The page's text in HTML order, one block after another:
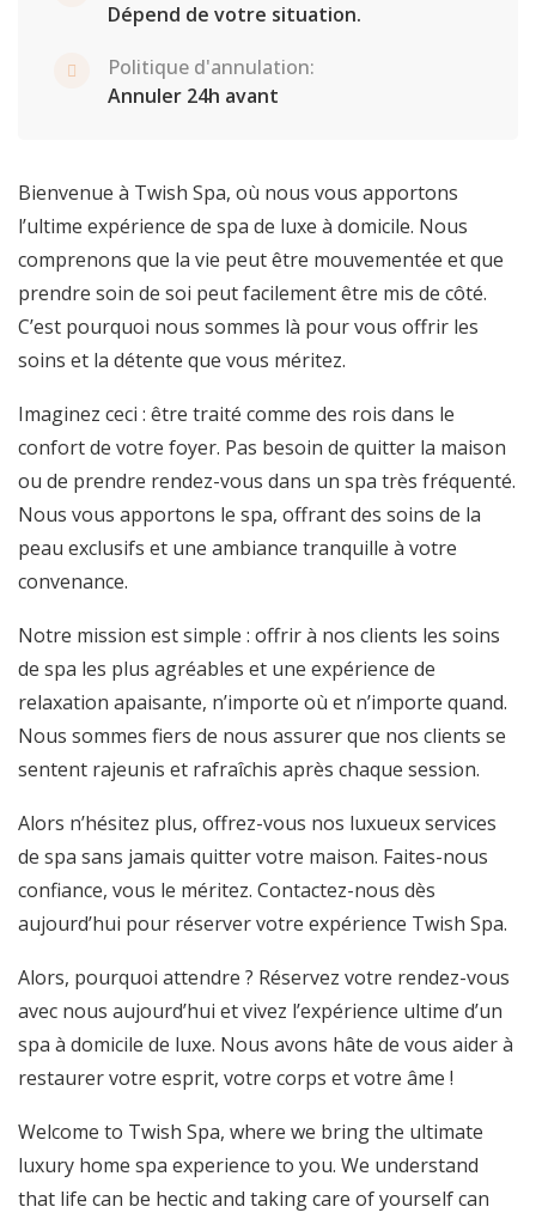
Dépend de votre situation.
Politique d'annulation:
Annuler 24h avant
Bienvenue à Twish Spa, où nous vous apportons
l’ultime expérience de spa de luxe à domicile. Nous
comprenons que la vie peut être mouvementée et que
prendre soin de soi peut facilement être mis de côté.
C’est pourquoi nous sommes là pour vous offrir les
soins et la détente que vous méritez.
Imaginez ceci : être traité comme des rois dans le
confort de votre foyer. Pas besoin de quitter la maison
ou de prendre rendez-vous dans un spa très fréquenté.
Nous vous apportons le spa, offrant des soins de la
peau exclusifs et une ambiance tranquille à votre
convenance.
Notre mission est simple : offrir à nos clients les soins
de spa les plus agréables et une expérience de
relaxation apaisante, n’importe où et n’importe quand.
Nous sommes fiers de nous assurer que nos clients se
sentent rajeunis et rafraîchis après chaque session.
Alors n’hésitez plus, offrez-vous nos luxueux services
de spa sans jamais quitter votre maison. Faites-nous
confiance, vous le méritez. Contactez-nous dès
aujourd’hui pour réserver votre expérience Twish Spa.
Alors, pourquoi attendre ? Réservez votre rendez-vous
avec nous aujourd’hui et vivez l’expérience ultime d’un
spa à domicile de luxe. Nous avons hâte de vous aider à
restaurer votre esprit, votre corps et votre âme !
Welcome to Twish Spa, where we bring the ultimate
luxury home spa experience to you. We understand
that life can be hectic and taking care of yourself can